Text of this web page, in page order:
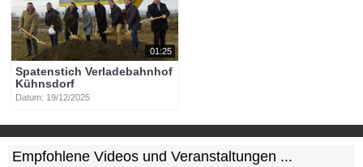
01:25
Spatenstich Verladebahnhof
Kühnsdorf
Datum: 19/12/2025
Empfohlene Videos und Veranstaltungen ...